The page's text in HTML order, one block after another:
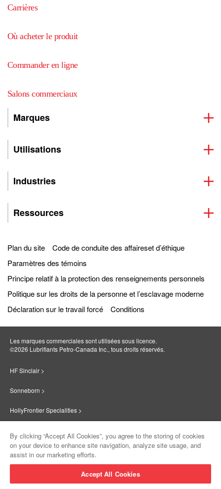
Carrières
Où acheter le produit
Commander en ligne
Salons commerciaux
Marques
Utilisations
Industries
Ressources
Plan du site
Code de conduite des affaireset d’éthique
Paramètres des témoins
Principe relatif à la protection des renseignements personnels
Politique sur les droits de la personne et l’esclavage moderne
Déclaration sur le travail forcé
Conditions
Les marques commerciales sont utilisées sous licence.
©2026 Lubrifiants Petro‐Canada Inc., tous droits réservés.
HF Sinclair >
Sonneborn >
HollyFrontier Specialities >
Suniso >
By clicking “Accept All Cookies”, you agree to the storing of cookies
on your device to enhance site navigation, analyze site usage, and
assist in our marketing efforts.
Accept All Cookies